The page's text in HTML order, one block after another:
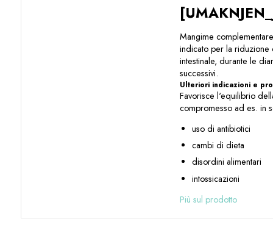
Mangime
indicato per la riduzione
intestinale, durante le
successivi.
Ulteriori indicazioni e
Favorisce l'equilibrio
compromesso ad es. in
uso di antibiotici
cambi di dieta
disordini alimentari
intossicazioni
Più sul prodotto